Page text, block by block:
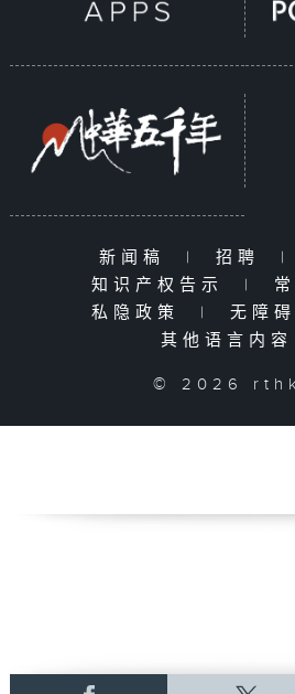
新闻稿 | 招聘 |
知识产权告示
|
私隐政策
| 无障
其他语言内容
© 2026